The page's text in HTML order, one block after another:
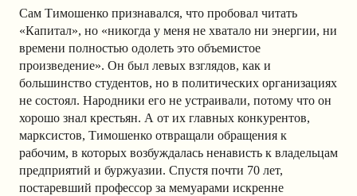
Сам Тимошенко признавался, что пробовал читать
«Капитал», но «никогда у меня не хватало ни энергии, ни
времени полностью одолеть это объемистое
произведение». Он был левых взглядов, как и
большинство студентов, но в политических организациях
не состоял. Народники его не устраивали, потому что он
хорошо знал крестьян. А от их главных конкурентов,
марксистов, Тимошенко отвращали обращения к
рабочим, в которых возбуждалась ненависть к владельцам
предприятий и буржуазии. Спустя почти 70 лет,
постаревший профессор за мемуарами искренне